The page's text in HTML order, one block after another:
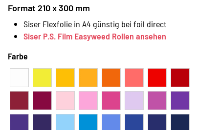
Format 210 x 300 mm
Siser Flexfolie in A4 günstig bei foil direct
Siser P.S. Film Easyweed Rollen ansehen
Farbe